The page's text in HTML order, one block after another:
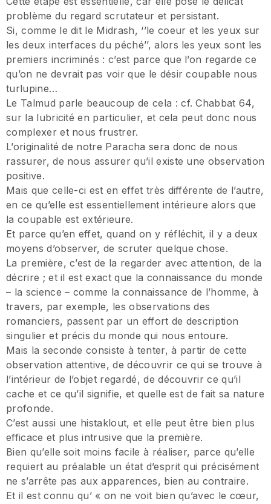
problème du regard scrutateur et persistant.
Si, comme le dit le Midrash, ‘’le coeur et les yeux sur
les deux interfaces du péché’’, alors les yeux sont les
premiers incriminés : c’est parce que l’on regarde ce
qu’on ne devrait pas voir que le désir coupable nous
turlupine…
Le Talmud parle beaucoup de cela : cf. Chabbat 64,
sur la lubricité en particulier, et cela peut donc nous
complexer et nous frustrer.
L’originalité de notre Paracha sera donc de nous
rassurer, de nous assurer qu’il existe une observation
positive.
Mais que celle-ci est en effet très différente de l’autre,
en ce qu’elle est essentiellement intérieure alors que
la coupable est extérieure.
Et parce qu’en effet, quand on y réfléchit, il y a deux
moyens d’observer, de scruter quelque chose.
La première, c’est de la regarder avec attention, de la
décrire ; et il est exact que la connaissance du monde
– la science – comme la connaissance de l’homme, à
travers, par exemple, les observations des
romanciers, passent par un effort de description
singulier et précis du monde qui nous entoure.
Mais la seconde consiste à tenter, à partir de cette
observation attentive, de découvrir ce qui se trouve à
l’intérieur de l’objet regardé, de découvrir ce qu’il
cache et ce qu’il signifie, et quelle est de fait sa nature
profonde.
C’est aussi une histaklout, et elle peut être bien plus
efficace et plus intrusive que la première.
Bien qu’elle soit moins facile à réaliser, parce qu’elle
requiert au préalable un état d’esprit qui précisément
ne s’arrête pas aux apparences, bien au contraire.
Et il est connu qu’ « on ne voit bien qu’avec le cœur,